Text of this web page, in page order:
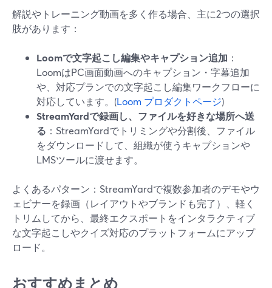
解説やトレーニング動画を多く作る場合、主に2つの選択
肢があります：
Loomで文字起こし編集やキャプション追加 ：
LoomはPC画面動画へのキャプション・字幕追加
や、対応プランでの文字起こし編集ワークフローに
対応しています。(Loom プロダクトページ)
StreamYardで録画し、ファイルを好きな場所へ送
る ：StreamYardでトリミングや分割後、ファイル
をダウンロードして、組織が使うキャプションや
LMSツールに渡せます。
よくあるパターン：StreamYardで複数参加者のデモやウ
ェビナーを録画（レイアウトやブランドも完了）、軽く
トリムしてから、最終エクスポートをインタラクティブ
な文字起こしやクイズ対応のプラットフォームにアップ
ロード。
おすすめまとめ